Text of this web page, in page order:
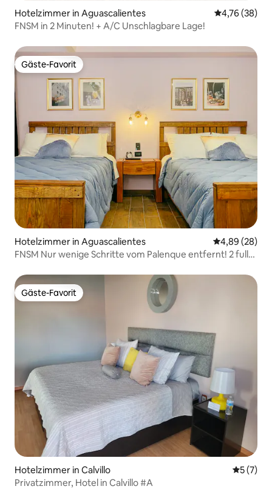
Hotelzimmer in Aguascalientes
4,76 (38)
FNSM in 2 Minuten! + A/C Unschlagbare Lage!
Gäste-Favorit
Gäste-Favorit
Hotelzimmer in Aguascalientes
4,89 (28)
FNSM Nur wenige Schritte vom Palenque entfernt! 2 full
Gäste-Favorit
Gäste-Favorit
Hotelzimmer in Calvillo
5 (7)
Privatzimmer, Hotel in Calvillo #A